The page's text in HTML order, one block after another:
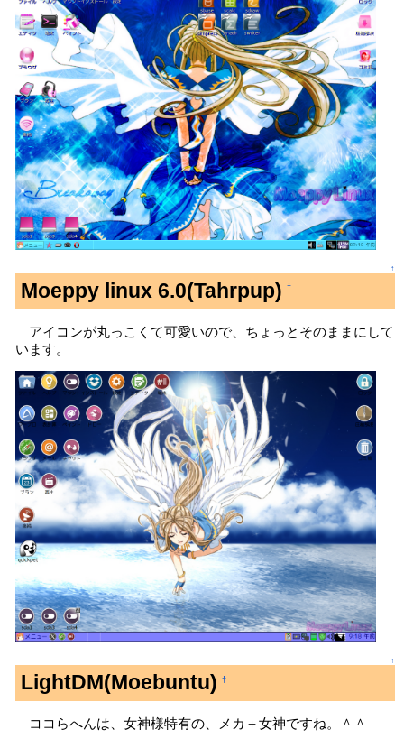
↑
Moeppy linux 6.0(Tahrpup) †
アイコンが丸っこくて可愛いので、ちょっとそのままにして
います。
↑
LightDM(Moebuntu) †
ココらへんは、女神様特有の、メカ＋女神ですね。＾＾